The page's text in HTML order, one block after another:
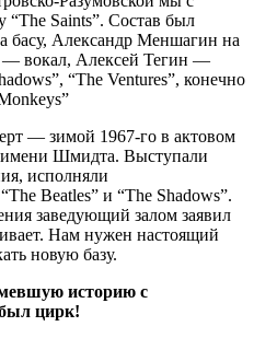
“The Saints”. Состав был
басу, Александр Меншагин на
— вокал, Алексей Тегин —
“The Ventures”, конечно
— зимой 1967-го в актовом
имени Шмидта. Выступали
исполняли
Beatles” и “The Shadows”.
заведующий залом заявил
Нам нужен настоящий
новую базу.
историю с
цирк!